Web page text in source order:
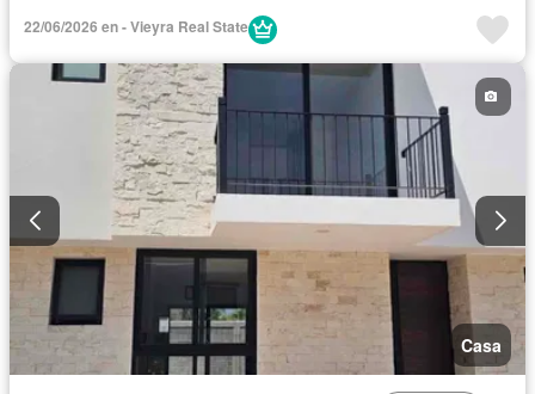
22/06/2026 en - Vieyra Real State
Casa